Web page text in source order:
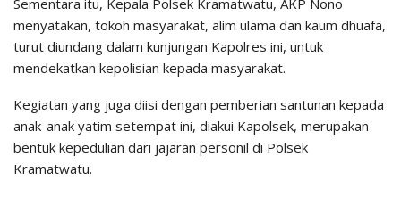
menyatakan, tokoh masyarakat, alim ulama dan kaum dhuafa,
turut diundang dalam kunjungan Kapolres ini, untuk
mendekatkan kepolisian kepada masyarakat.
Kegiatan yang juga diisi dengan pemberian santunan kepada
anak-anak yatim setempat ini, diakui Kapolsek, merupakan
bentuk kepedulian dari jajaran personil di Polsek
Kramatwatu.